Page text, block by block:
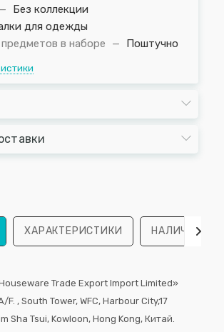
—
Без коллекции
для одежды
в наборе
— Поштучно
ХАРАКТЕРИСТИКИ НАЛИЧИЕ
Trade Export Import Limited»
F. , South Tower, WFС, Harbour City,17
Sha Tsui, Kowloon, Hong Kong, Китай.